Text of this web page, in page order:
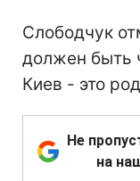
Слободчук
должен быть
Киев - это
Не
на